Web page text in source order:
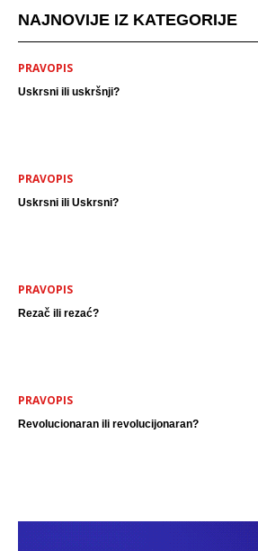
NAJNOVIJE IZ KATEGORIJE
PRAVOPIS
Uskrsni ili uskršnji?
PRAVOPIS
Uskrsni ili Uskrsni?
PRAVOPIS
Rezač ili rezać?
PRAVOPIS
Revolucionaran ili revolucijonaran?